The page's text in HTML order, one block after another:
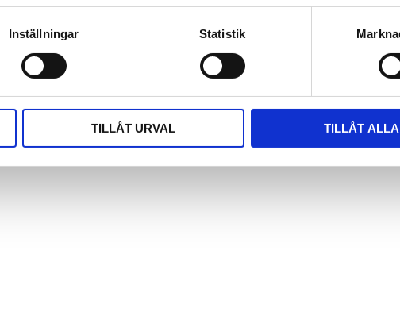
Inställningar Statistik
TILLÅT URVAL TILLÅT ALLA